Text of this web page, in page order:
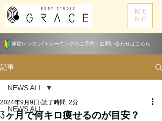
ME
NU
体験レッスン/トレーニングのご予約・お問い合わせはこちら
記事
NEWS ALL
NEWS ALL
3ヶ月で何キロ痩せるのが目安？
2024年9月9日 読了時間: 2分